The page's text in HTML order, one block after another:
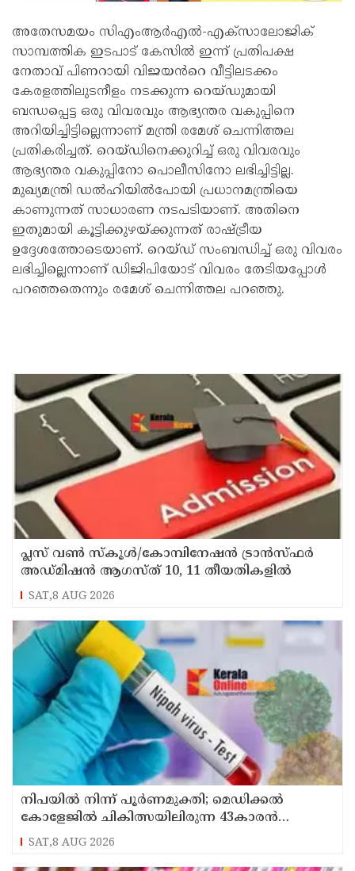
അതേസമയം സിഎംആർഎൽ-എക്സാലോജിക്
സാമ്പത്തിക ഇടപാട് കേസിൽ ഇന്ന് പ്രതിപക്ഷ
നേതാവ് പിണറായി വിജയൻറെ വീട്ടിലടക്കം
കേരളത്തിലുടനീളം നടക്കുന്ന റെയ്ഡുമായി
ബന്ധപ്പെട്ട ഒരു വിവരവും ആഭ്യന്തര വകുപ്പിനെ
അറിയിച്ചിട്ടില്ലെന്നാണ് മന്ത്രി രമേശ് ചെന്നിത്തല
പ്രതികരിച്ചത്. റെയ്ഡിനെക്കുറിച്ച് ഒരു വിവരവും
ആഭ്യന്തര വകുപ്പിനോ പൊലീസിനോ ലഭിച്ചിട്ടില്ല.
മുഖ്യമന്ത്രി ഡൽഹിയിൽപോയി പ്രധാനമന്ത്രിയെ
കാണുന്നത് സാധാരണ നടപടിയാണ്. അതിനെ
ഇതുമായി കൂട്ടിക്കുഴയ്ക്കുന്നത് രാഷ്ട്രീയ
ഉദ്ദേശത്തോടെയാണ്. റെയ്ഡ് സംബന്ധിച്ച് ഒരു വിവരം
ലഭിച്ചില്ലെന്നാണ് ഡിജിപിയോട് വിവരം തേടിയപ്പോൾ
പറഞ്ഞതെന്നും രമേശ് ചെന്നിത്തല പറഞ്ഞു.
പ്ലസ് വൺ സ്‌കൂൾ/കോമ്പിനേഷൻ ട്രാൻസ്ഫർ
അഡ്മിഷൻ ആഗസ്ത് 10, 11 തീയതികളിൽ
SAT,8 AUG 2026
നിപയിൽ നിന്ന് പൂർണമുക്തി; മെഡിക്കൽ
കോളേജിൽ ചികിത്സയിലിരുന്ന 43കാരൻ
വീട്ടിലേക്ക് മടങ്ങി
SAT,8 AUG 2026